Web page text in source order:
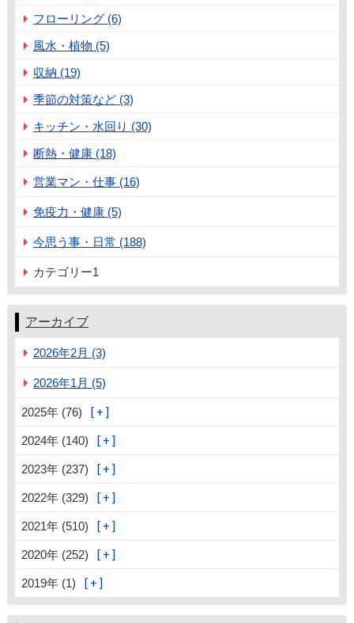
フローリング (6)
風水・植物 (5)
収納 (19)
季節の対策など (3)
キッチン・水回り (30)
断熱・健康 (18)
営業マン・仕事 (16)
免疫力・健康 (5)
今思う事・日常 (188)
カテゴリー1
アーカイブ
2026年2月 (3)
2026年1月 (5)
2025年 (76)
2024年 (140)
2023年 (237)
2022年 (329)
2021年 (510)
2020年 (252)
2019年 (1)